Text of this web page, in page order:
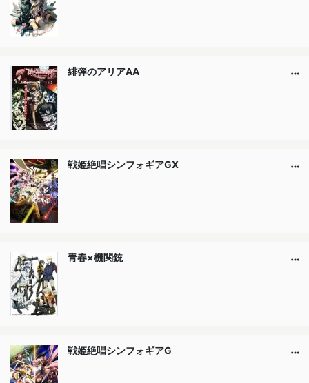
緋弾のアリアAA
戦姫絶唱シンフォギアGX
青春×機関銃
戦姫絶唱シンフォギアG